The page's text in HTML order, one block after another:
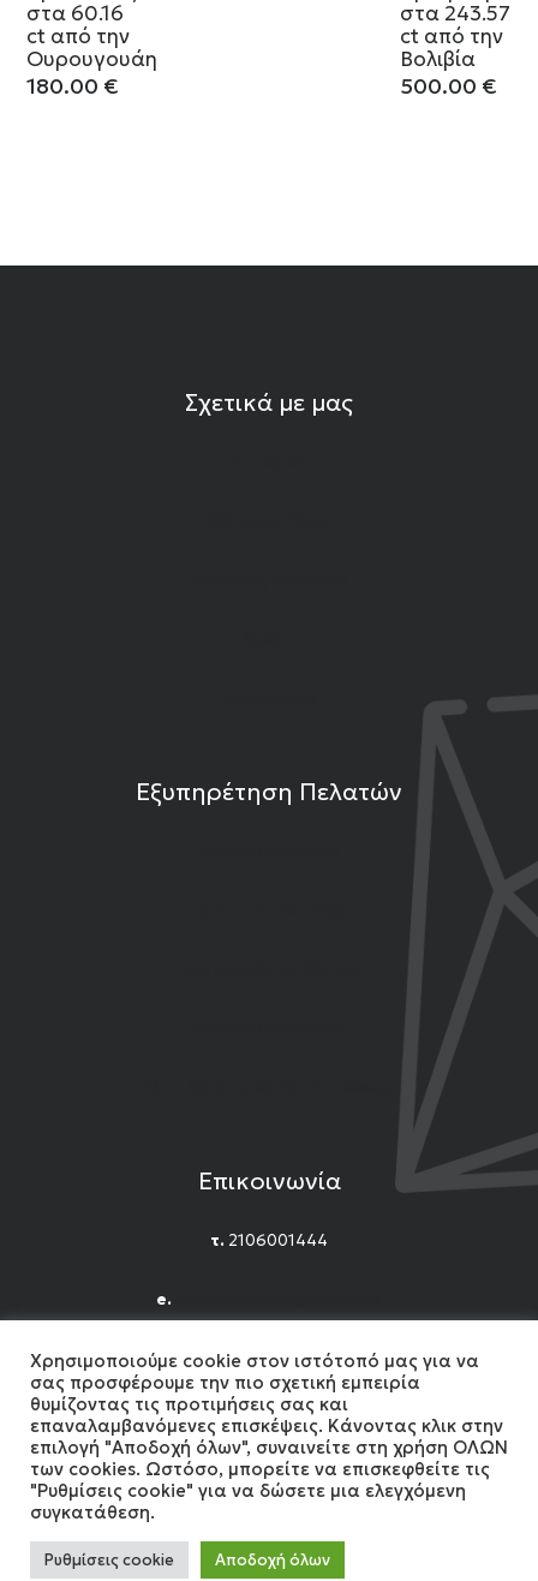
στα 60.16
ct από την
Ουρουγουάη
180.00 €
στα 243.57
ct από την
Βολιβία
500.00 €
Σχετικά με μας
Εξυπηρέτηση Πελατών
Επικοινωνία
τ. 2106001444
e.
Facebook
Instagram
YouTube
2024 Gemshow. All Rights reserved. Developed by
Χρησιμοποιούμε cookie στον ιστότοπό μας για να
σας προσφέρουμε την πιο σχετική εμπειρία
θυμίζοντας τις προτιμήσεις σας και
επαναλαμβανόμενες επισκέψεις. Κάνοντας κλικ στην
επιλογή "Αποδοχή όλων", συναινείτε στη χρήση ΟΛΩΝ
των cookies. Ωστόσο, μπορείτε να επισκεφθείτε τις
"Ρυθμίσεις cookie" για να δώσετε μια ελεγχόμενη
συγκατάθεση.
Ρυθμίσεις cookie Αποδοχή όλων